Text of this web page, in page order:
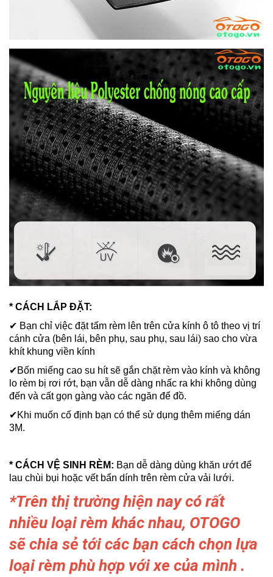
* CÁCH LẮP ĐẶT:
✔ Bạn chỉ việc đặt tấm rèm lên trên cửa kính ô tô theo vị trí
cánh cửa (bên lái, bên phụ, sau phụ, sau lái) sao cho vừa
khít khung viền kính
✔Bốn miếng cao su hít sẽ gắn chặt rèm vào kính và không
lo rèm bị rơi rớt, bạn vẫn dễ dàng nhấc ra khi không dùng
đến và cất gọn gàng vào các ngăn để đồ.
✔Khi muốn cố định bạn có thể sử dụng thêm miếng dán
3M.
* CÁCH VỆ SINH RÈM: Bạn dễ dàng dùng khăn ướt để
lau chùi bụi hoặc vết bẩn dính trên rèm cửa vải lưới.
*Trên thị trường hiện nay có rất
nhiều loại rèm khác nhau, OTOGO
sẽ chia sẻ tới các bạn cách chọn lựa
loại rèm phù hợp với xe của mình .